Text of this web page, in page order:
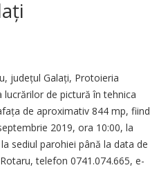
județul Galați, Protoieria
lucrărilor de pictură în tehnica
de aproximativ 844 mp, fiind
2019, ora 10:00, la
sediul parohiei până la data de
telefon 0741.074.665, e-